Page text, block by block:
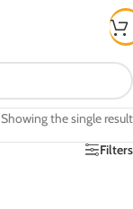
Showing the single result
Filters